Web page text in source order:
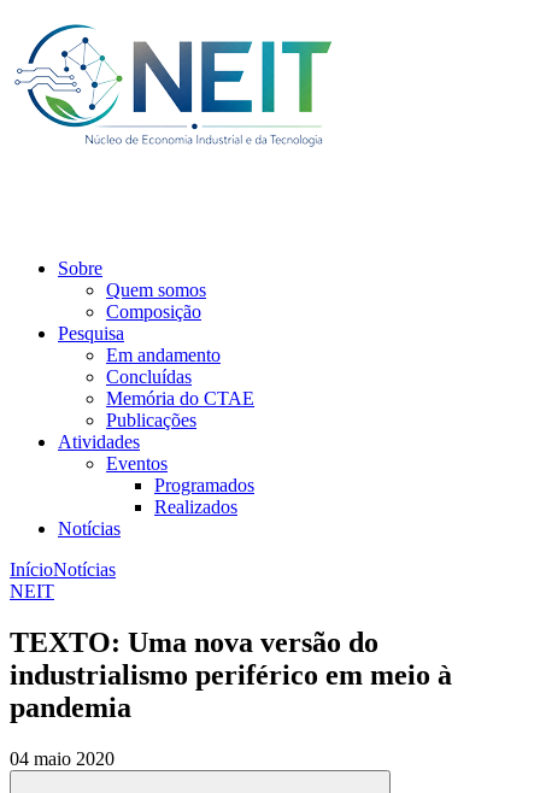
Sobre
Quem somos
Composição
Pesquisa
Em andamento
Concluídas
Memória do CTAE
Publicações
Atividades
Eventos
Programados
Realizados
Notícias
InícioNotícias
NEIT
TEXTO: Uma nova versão do
industrialismo periférico em meio à
pandemia
04 maio 2020